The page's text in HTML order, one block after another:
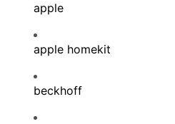
apple
apple homekit
beckhoff